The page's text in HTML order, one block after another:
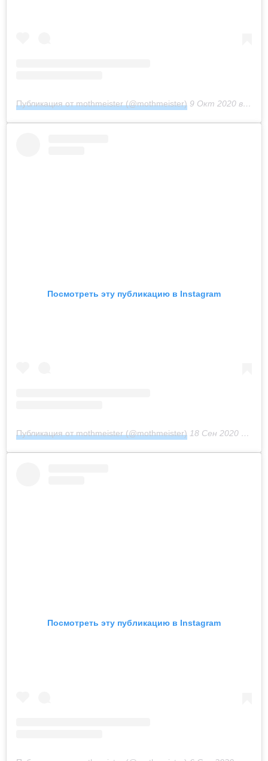
Публикация от mothmeister (@mothmeister) 9 Окт 2020 в 10:22 PDT
Посмотреть эту публикацию в Instagram
Публикация от mothmeister (@mothmeister) 18 Сен 2020 в 11:24 PDT
Посмотреть эту публикацию в Instagram